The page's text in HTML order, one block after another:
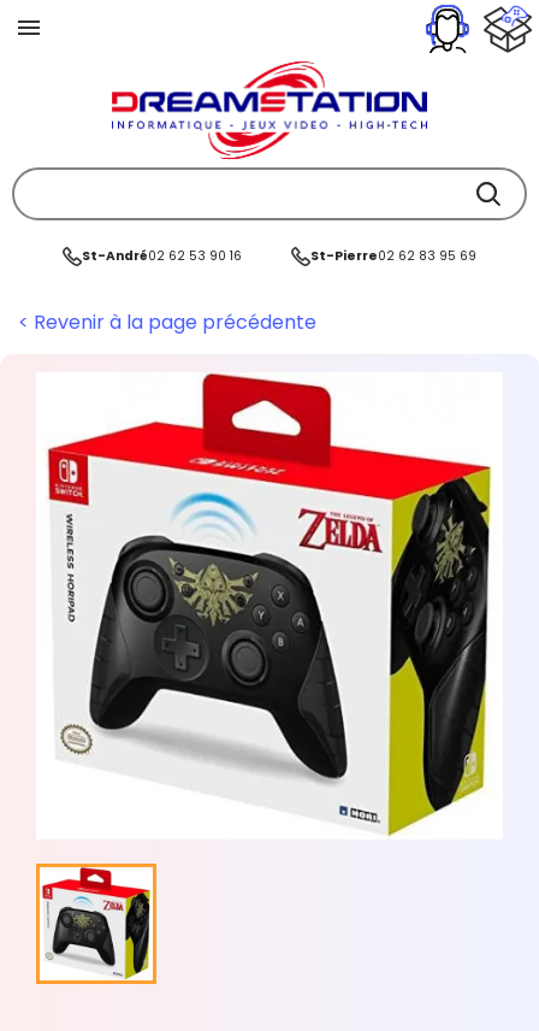
St-André02 62 53 90 16 St-Pierre02 62 83 95 69
< Revenir à la page précédente